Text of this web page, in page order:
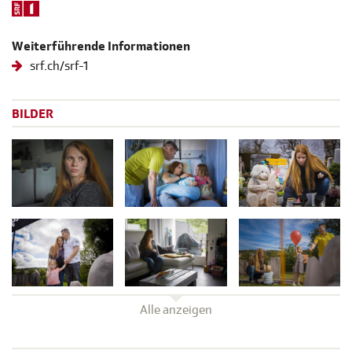
Weiterführende Informationen
srf.ch/srf-1
BILDER
Alle anzeigen